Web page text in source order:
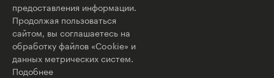
предоставления информации.
Продолжая пользоваться
сайтом, вы соглашаетесь на
обработку файлов «Cookie» и
данных метрических систем.
Подобнее